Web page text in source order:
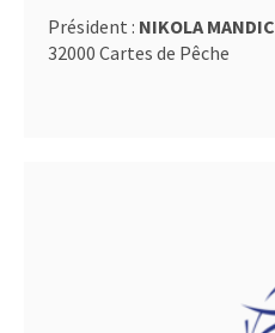
Président : NIKOLA MANDIC
32000 Cartes de Pêche